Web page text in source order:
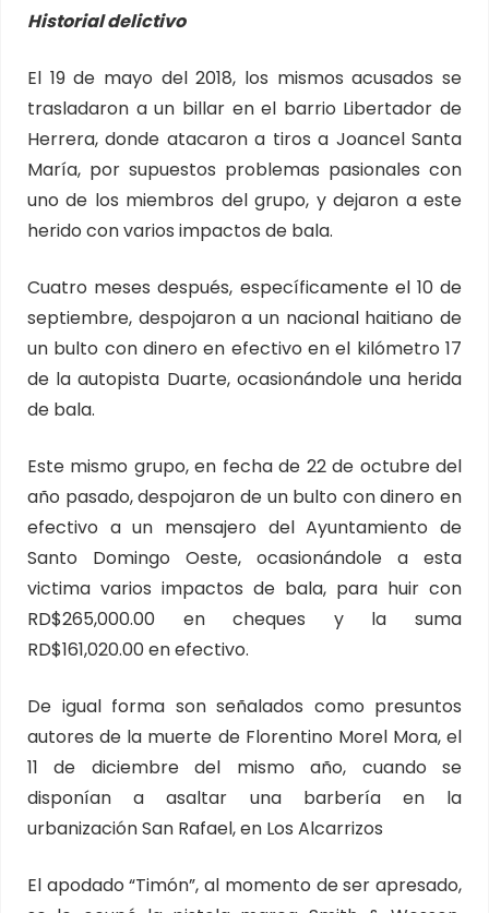
Historial delictivo
El 19 de mayo del 2018, los mismos acusados se
trasladaron a un billar en el barrio Libertador de
Herrera, donde atacaron a tiros a Joancel Santa
María, por supuestos problemas pasionales con
uno de los miembros del grupo, y dejaron a este
herido con varios impactos de bala.
Cuatro meses después, específicamente el 10 de
septiembre, despojaron a un nacional haitiano de
un bulto con dinero en efectivo en el kilómetro 17
de la autopista Duarte, ocasionándole una herida
de bala.
Este mismo grupo, en fecha de 22 de octubre del
año pasado, despojaron de un bulto con dinero en
efectivo a un mensajero del Ayuntamiento de
Santo Domingo Oeste, ocasionándole a esta
victima varios impactos de bala, para huir con
RD$265,000.00 en cheques y la suma
RD$161,020.00 en efectivo.
De igual forma son señalados como presuntos
autores de la muerte de Florentino Morel Mora, el
11 de diciembre del mismo año, cuando se
disponían a asaltar una barbería en la
urbanización San Rafael, en Los Alcarrizos
El apodado “Timón”, al momento de ser apresado,